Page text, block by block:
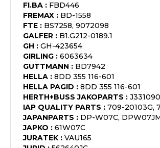
FI.BA : FBD446
FREMAX : BD-1558
FTE : BS7258, 9072098
GALFER : B1.G212-0189.1
GH : GH-423654
GIRLING : 6063634
GUTTMANN : BD7942
HELLA : 8DD 355 116-601
HELLA PAGID : 8DD 355 116-601
HERTH+BUSS JAKOPARTS :
IAP QUALITY PARTS : 709-20103G,
JAPANPARTS : DP-W07C,
JAPKO : 61W07C
JURATEK : VAU165